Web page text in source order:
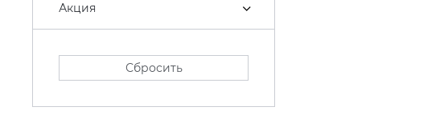
Акция
Сбросить